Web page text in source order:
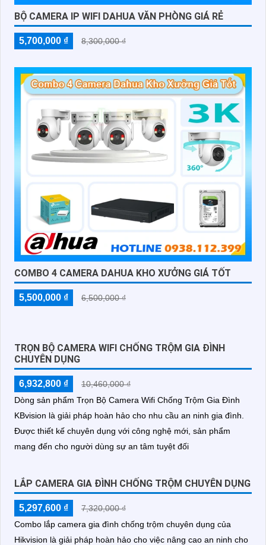
BỘ CAMERA IP WIFI DAHUA VĂN PHÒNG GIÁ RẺ
5,700,000 ₫ 8,300,000 ₫
COMBO 4 CAMERA DAHUA KHO XƯỞNG GIÁ TỐT
5,500,000 ₫ 6,500,000 ₫
TRỌN BỘ CAMERA WIFI CHỐNG TRỘM GIA ĐÌNH
CHUYÊN DỤNG
6,932,800 ₫
10,460,000 ₫
Dòng sản phẩm Trọn Bộ Camera Wifi Chống Trộm Gia Đình
KBvision là giải pháp hoàn hảo cho nhu cầu an ninh gia đình.
Được thiết kế chuyên dụng với công nghệ mới, sản phẩm
mang đến cho người dùng sự an tâm tuyệt đối
LẮP CAMERA GIA ĐÌNH CHỐNG TRỘM CHUYÊN DỤNG
5,297,600 ₫
7,320,000 ₫
Combo lắp camera gia đình chống trộm chuyên dụng của
Hikvision là giải pháp hoàn hảo cho việc nâng cao an ninh cho